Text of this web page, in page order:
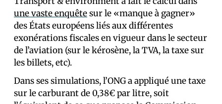
une vaste enquêtesur le «manque à gagner»
des États européens liés aux différentes
exonérations fiscales en vigueur dans le secteur
de l’aviation (sur le kérosène, la TVA, la taxe sur
les billets, etc).
Dans ses simulations, l’ONG a appliqué une taxe
sur le carburant de 0,38€ par litre, soit